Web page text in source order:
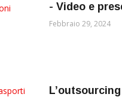
- Video e
Febbraio 29, 2024